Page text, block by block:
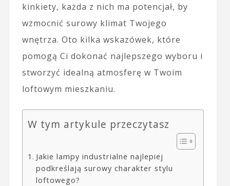
kinkiety, każda z nich ma potencjał, by
wzmocnić surowy klimat Twojego
wnętrza. Oto kilka wskazówek, które
pomogą Ci dokonać najlepszego wyboru i
stworzyć idealną atmosferę w Twoim
loftowym mieszkaniu.
W tym artykule przeczytasz
Jakie lampy industrialne najlepiej
podkreślają surowy charakter stylu
loftowego?